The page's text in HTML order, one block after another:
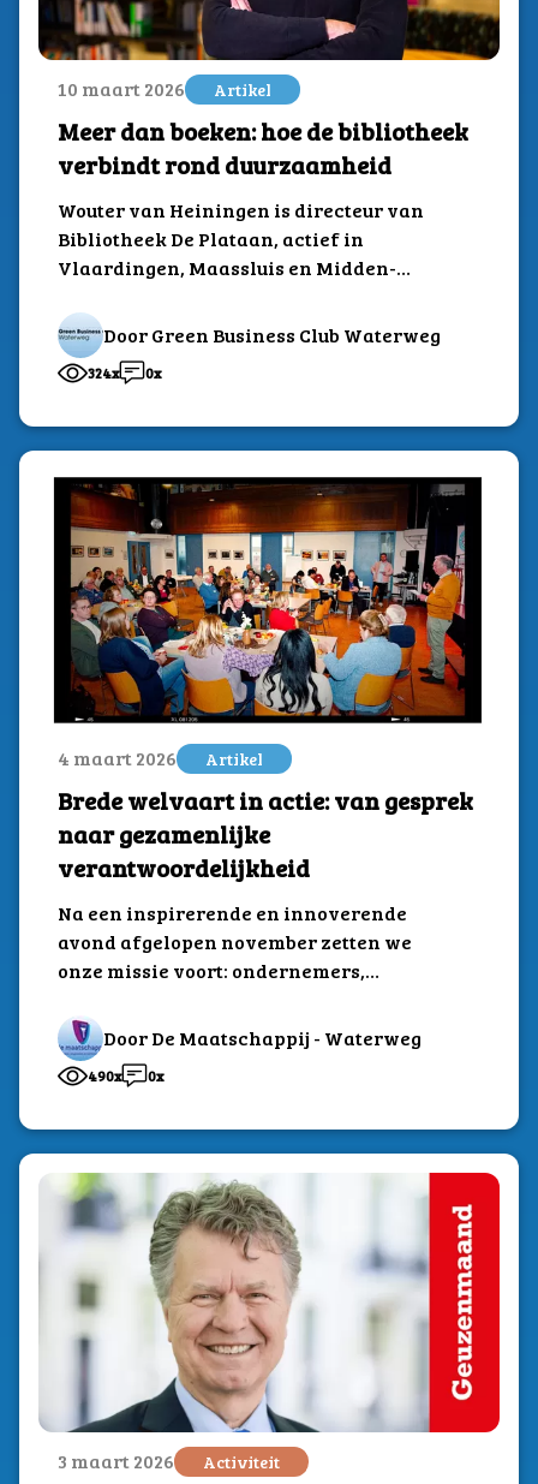
10 maart 2026 Artikel
Meer dan boeken: hoe de bibliotheek
verbindt rond duurzaamheid
Wouter van Heiningen is directeur van
Bibliotheek De Plataan, actief in
Vlaardingen, Maassluis en Midden-
Door Green Business Club Waterweg
324x 0x
4 maart 2026 Artikel
Brede welvaart in actie: van gesprek
naar gezamenlijke
verantwoordelijkheid
Na een inspirerende en innoverende
avond afgelopen november zetten we
onze missie voort: ondernemers,
samenbrengen om...
Door De Maatschappij - Waterweg
490x 0x
3 maart 2026 Activiteit